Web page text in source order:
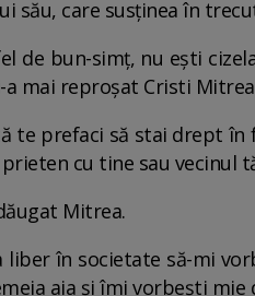
său, care susținea în
de bun-simț, nu ești
a mai reproșat Cristi
te prefaci să stai drept
cu tine sau vecinul
Mitrea.
liber în societate să-mi
aia și îmi vorbești mie